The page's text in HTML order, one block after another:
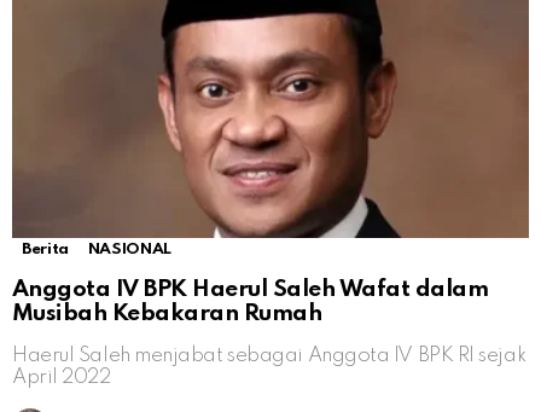
Berita NASIONAL
Anggota IV BPK Haerul Saleh Wafat dalam
Musibah Kebakaran Rumah
Haerul Saleh menjabat sebagai Anggota IV BPK RI sejak
April 2022